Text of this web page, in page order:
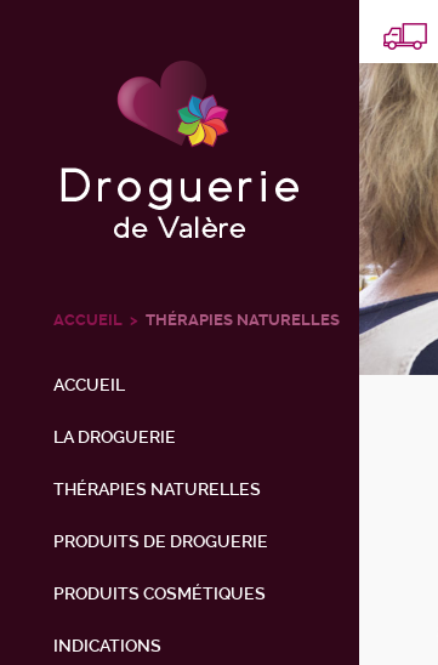
ACCUEIL THÉRAPIES NATURELLES
ACCUEIL
LA DROGUERIE
THÉRAPIES NATURELLES
PRODUITS DE DROGUERIE
PRODUITS COSMÉTIQUES
INDICATIONS